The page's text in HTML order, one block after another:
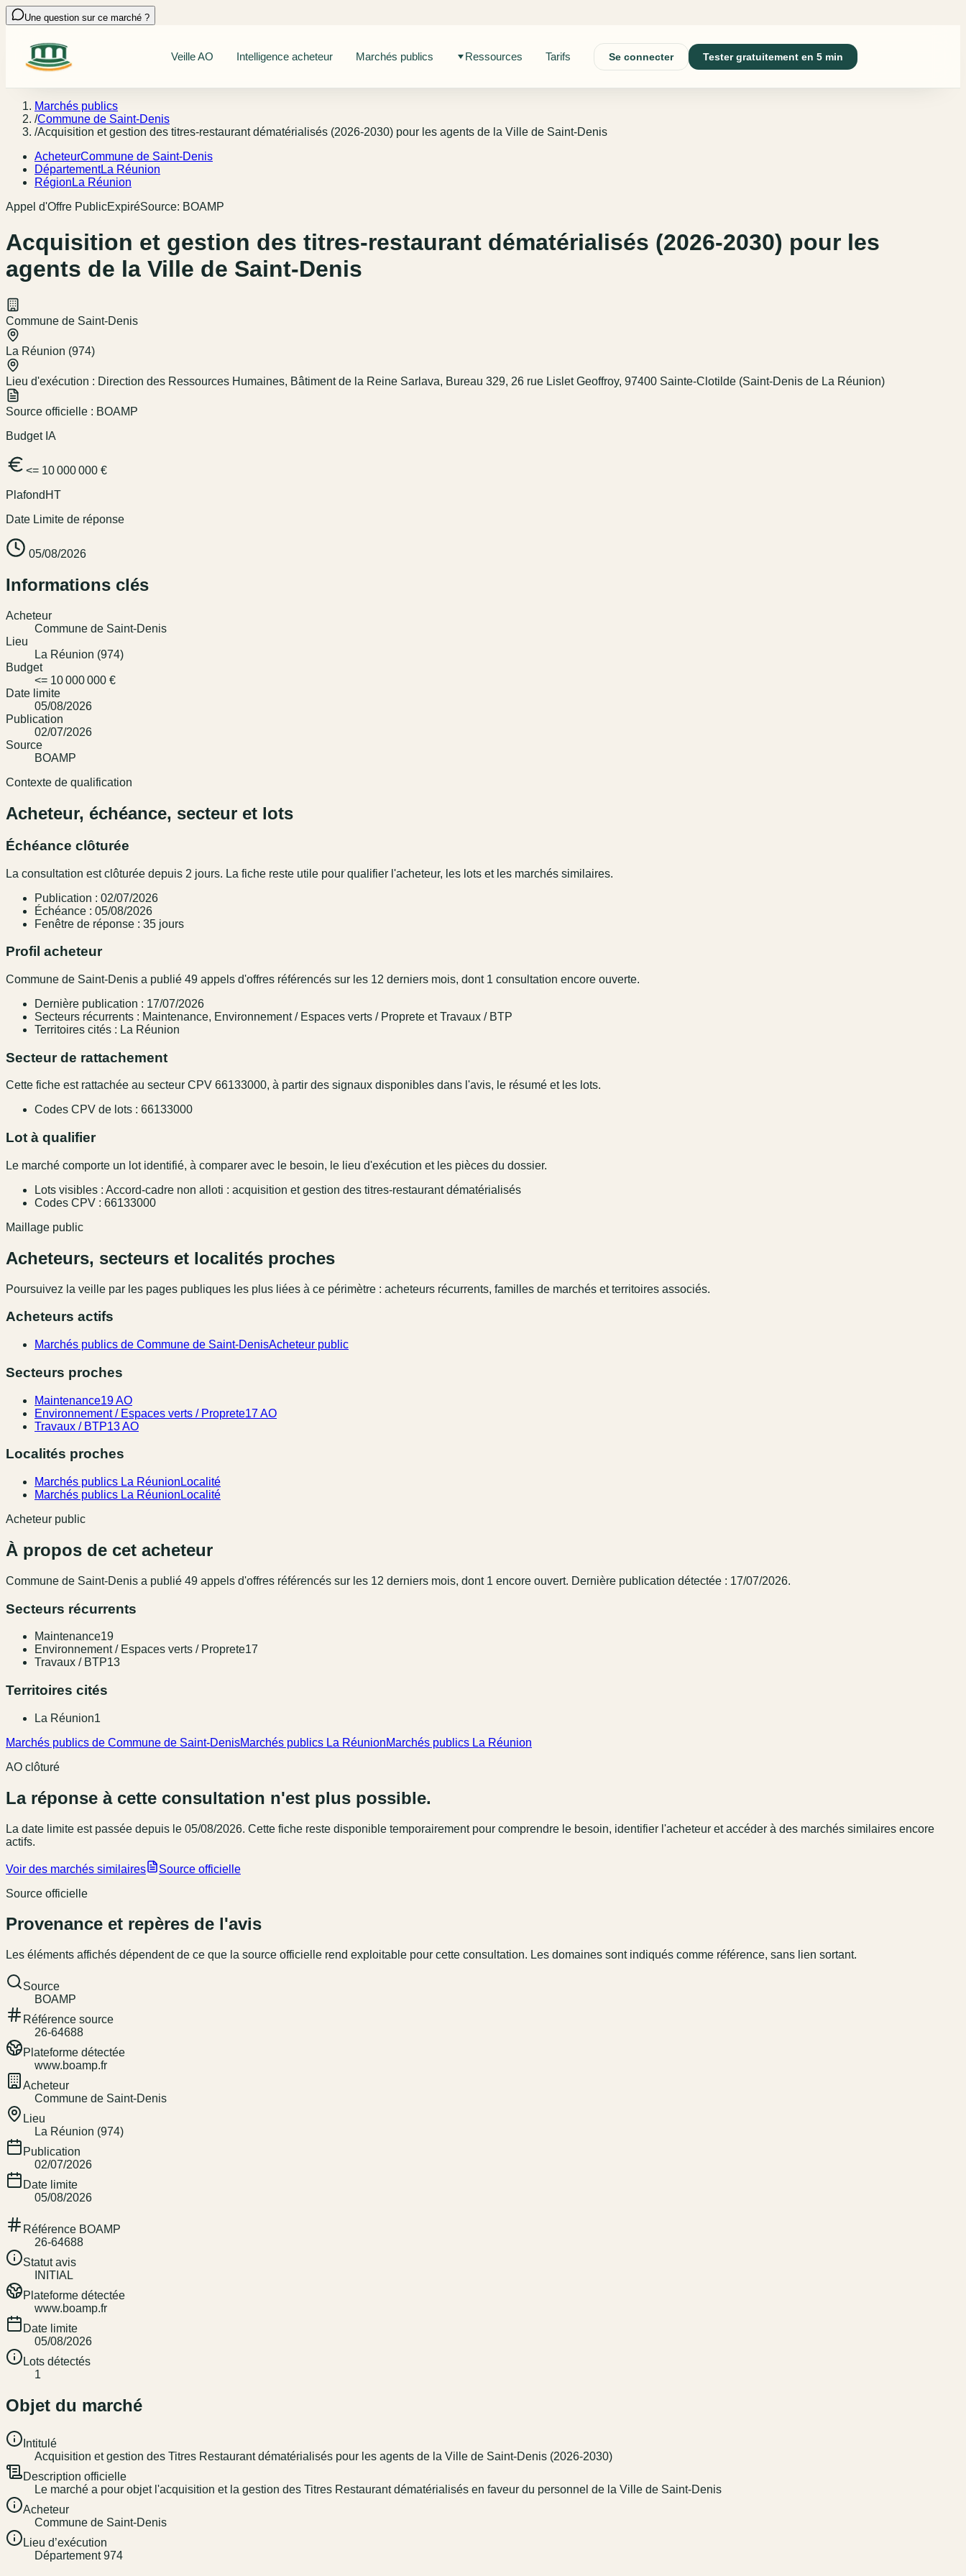
Une question sur ce marché ?
Veille AO Intelligence acheteur Marchés publics Ressources Tarifs Se connecter Tester gratuitement en 5 min
Marchés publics
/Commune de Saint-Denis
/Acquisition et gestion des titres-restaurant dématérialisés (2026-2030) pour les agents de la Ville de Saint-Denis
AcheteurCommune de Saint-Denis
DépartementLa Réunion
Région La Réunion
Appel d'Offre PublicExpiréSource: BOAMP
Acquisition et gestion des titres-restaurant dématérialisés (2026-2030) pour les
agents de la Ville de Saint-Denis
Commune de Saint-Denis
La Réunion (974)
Lieu d'exécution : Direction des Ressources Humaines, Bâtiment de la Reine Sarlava, Bureau 329, 26 rue Lislet Geoffroy, 97400 Sainte-Clotilde (Saint-Denis de La Réunion)
Source officielle : BOAMP
Budget IA
<= 10 000 000 €
Plafond HT
Date Limite de réponse
05/08/2026
Informations clés
Acheteur
Commune de Saint-Denis
Lieu
La Réunion (974)
Budget
<= 10 000 000 €
Date limite
05/08/2026
Publication
02/07/2026
Source
BOAMP
Contexte de qualification
Acheteur, échéance, secteur et lots
Échéance clôturée
La consultation est clôturée depuis 2 jours. La fiche reste utile pour qualifier l'acheteur, les lots et les marchés similaires.
Publication : 02/07/2026
Échéance : 05/08/2026
Fenêtre de réponse : 35 jours
Profil acheteur
Commune de Saint-Denis a publié 49 appels d'offres référencés sur les 12 derniers mois, dont 1 consultation encore ouverte.
Dernière publication : 17/07/2026
Secteurs récurrents : Maintenance, Environnement / Espaces verts / Proprete et Travaux / BTP
Territoires cités : La Réunion
Secteur de rattachement
Cette fiche est rattachée au secteur CPV 66133000, à partir des signaux disponibles dans l'avis, le résumé et les lots.
Codes CPV de lots : 66133000
Lot à qualifier
Le marché comporte un lot identifié, à comparer avec le besoin, le lieu d'exécution et les pièces du dossier.
Lots visibles : Accord-cadre non alloti : acquisition et gestion des titres-restaurant dématérialisés
Codes CPV : 66133000
Maillage public
Acheteurs, secteurs et localités proches
Poursuivez la veille par les pages publiques les plus liées à ce périmètre : acheteurs récurrents, familles de marchés et territoires associés.
Acheteurs actifs
Marchés publics de Commune de Saint-DenisAcheteur public
Secteurs proches
Maintenance19 AO
Environnement / Espaces verts / Proprete17 AO
Travaux / BTP13 AO
Localités proches
Marchés publics La Réunion Localité
Marchés publics La Réunion Localité
Acheteur public
À propos de cet acheteur
Commune de Saint-Denis a publié 49 appel s d'offres référencés sur les 12 derniers mois, dont 1 encore ouvert. Dernière publication détectée : 17/07/2026.
Secteurs récurrents
Maintenance19
Environnement / Espaces verts / Proprete17
Travaux / BTP13
Territoires cités
La Réunion1
Marchés publics de Commune de Saint-DenisMarchés publics La RéunionMarchés publics La Réunion
AO clôturé
La réponse à cette consultation n'est plus possible.
La date limite est passée depuis le 05/08/2026. Cette fiche reste disponible temporairement pour comprendre le besoin, identifier l'acheteur et accéder à des marchés similaires encore
actifs.
Voir des marchés similaires
Source officielle
Source officielle
Provenance et repères de l'avis
Les éléments affichés dépendent de ce que la source officielle rend exploitable pour cette consultation. Les domaines sont indiqués comme référence, sans lien sortant.
Source
BOAMP
Référence source
26-64688
Plateforme détectée
www.boamp.fr
Acheteur
Commune de Saint-Denis
Lieu
La Réunion (974)
Publication
02/07/2026
Date limite
05/08/2026
Référence BOAMP
26-64688
Statut avis
INITIAL
Plateforme détectée
www.boamp.fr
Date limite
05/08/2026
Lots détectés
1
Objet du marché
Intitulé
Acquisition et gestion des Titres Restaurant dématérialisés pour les agents de la Ville de Saint-Denis (2026-2030)
Description officielle
Le marché a pour objet l'acquisition et la gestion des Titres Restaurant dématérialisés en faveur du personnel de la Ville de Saint-Denis
Acheteur
Commune de Saint-Denis
Lieu d’exécution
Département 974